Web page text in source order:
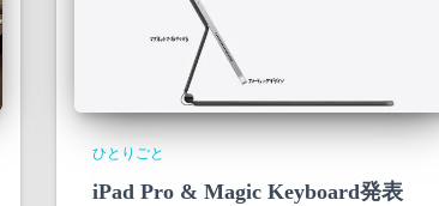
ひとりごと
iPad Pro & Magic Keyboard発表